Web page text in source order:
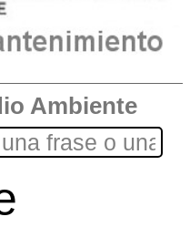
Ambiente